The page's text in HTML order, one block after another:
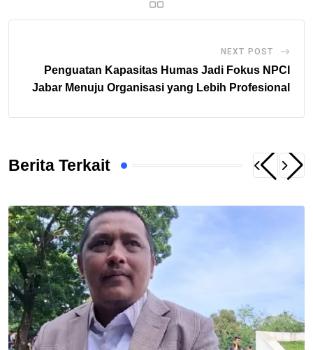
NEXT POST
Penguatan Kapasitas Humas Jadi Fokus NPCI
Jabar Menuju Organisasi yang Lebih Profesional
Berita Terkait